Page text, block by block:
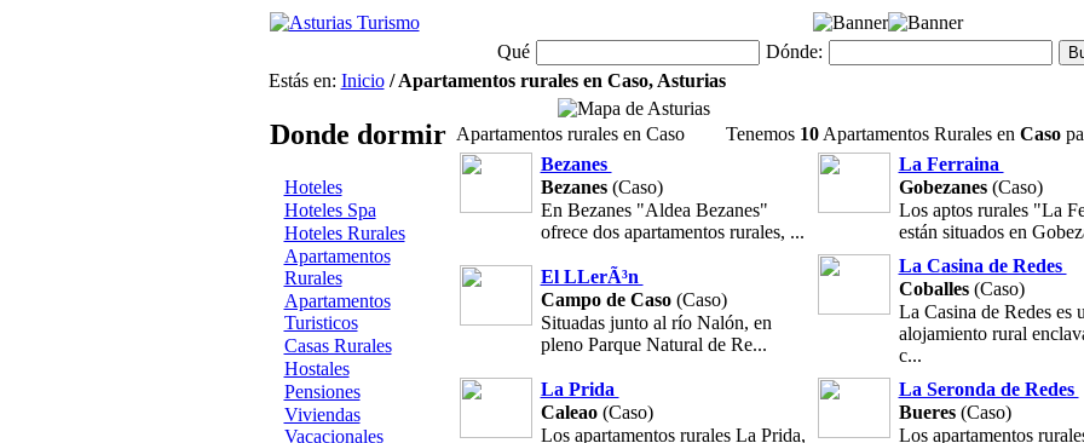
Qué
Dónde:
Estás en: Inicio/ Apartamentos rurales en Caso, Asturias
Donde dormir
Hoteles
Hoteles Spa
Hoteles Rurales
Apartamentos
Rurales
Apartamentos
Turisticos
Casas Rurales
Hostales
Pensiones
Viviendas
Vacacionales
Apartamentos rurales en Caso Tenemos 10Apartamentos Rurales en Caso
Bezanes
Bezanes(Caso)
En Bezanes "Aldea Bezanes"
ofrece dos apartamentos rurales, ...
La Ferraina
Gobezanes (Caso)
Los aptos rurales "La
están situados en
El LLerÃ³n
Campo de Caso(Caso)
Situadas junto al río Nalón, en
pleno Parque Natural de Re...
La Casina de Redes
Coballes(Caso)
La Casina de Redes es
alojamiento rural
c...
La Prida
Caleao(Caso)
Los apartamentos rurales La Prida,
La Seronda de Redes
Bueres(Caso)
Los apartamentos